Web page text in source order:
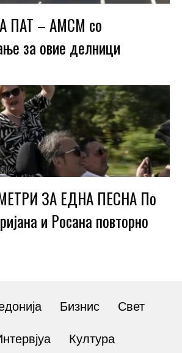
ПАТ – АМСМ со
за овие делници
ЗА ЕДНА ПЕСНА По
и Росана повторно
Бизнис Свет
Култура